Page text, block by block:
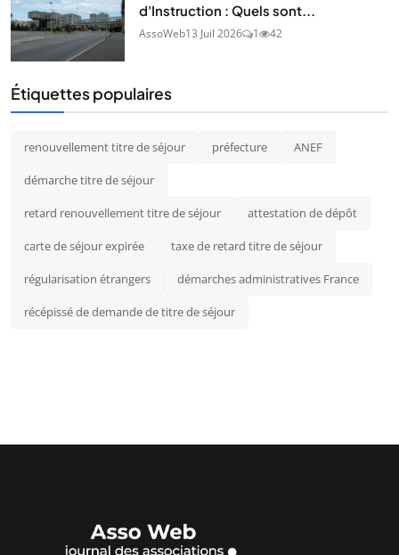
d'Instruction : Quels sont...
AssoWeb13 Juil 2026 1 42
Étiquettes populaires
renouvellement titre de séjour préfecture ANEF
démarche titre de séjour
retard renouvellement titre de séjour attestation de dépôt
carte de séjour expirée taxe de retard titre de séjour
régularisation étrangers démarches administratives France
récépissé de demande de titre de séjour